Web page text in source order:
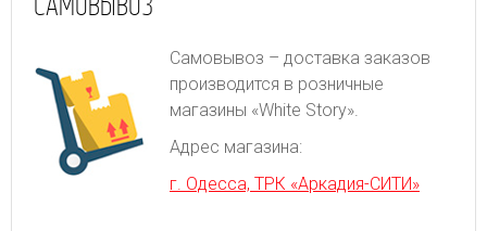
Самовывоз – доставка заказов
производится в розничные
магазины «White Story».
Адрес магазина:
г. Одесса, ТРК «Аркадия-СИТИ»